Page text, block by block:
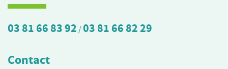
03 81 66 83 92 /03 81 66 82 29
Contact